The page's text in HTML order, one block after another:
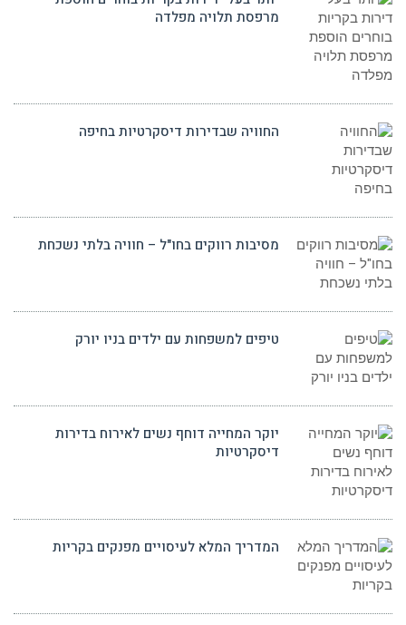
מרפסת תלויה מפלדה
החוויה שבדירות דיסקרטיות בחיפה
מסיבות רווקים בחו"ל – חוויה בלתי נשכחת
טיפים למשפחות עם ילדים בניו יורק
יוקר המחייה דוחף נשים לאירוח בדירות
דיסקרטיות
המדריך המלא לעיסויים מפנקים בקריות